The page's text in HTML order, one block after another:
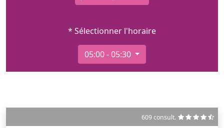
* Sélectionner l'horaire
05:00 - 05:30
609 consult.